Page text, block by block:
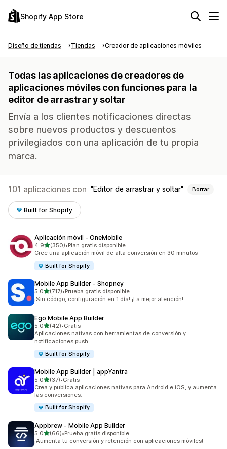
Shopify App Store
Diseño de tiendas Tiendas Creador de aplicaciones móviles
Todas las aplicaciones de creadores de
aplicaciones móviles con funciones para la
editor de arrastrar y soltar
Envía a los clientes notificaciones directas
sobre nuevos productos y descuentos
privilegiados con una aplicación de tu propia
marca.
101 aplicaciones con Editor de arrastrar y soltar Borrar
Built for Shopify
Aplicación móvil ‑ OneMobile
4.9de 5 estrellas
(350)
350 reseñas en total
•Plan gratis disponible
Cree una aplicación móvil de alta conversión en 30 minutos
Built for Shopify
Mobile App Builder ‑ Shopney
5.0de 5 estrellas
(717)
717 reseñas en total
•Prueba gratis disponible
¡Sin código, configuración en 1 día! ¡La mejor atención!
Ego Mobile App Builder
5.0de 5 estrellas
(42)
42 reseñas en total
•Gratis
Aplicaciones nativas con herramientas de conversión y
notificaciones push
Built for Shopify
Mobile App Builder | appYantra
5.0de 5 estrellas
(37)
37 reseñas en total
•Gratis
Crea y publica aplicaciones nativas para Android e iOS, y aumenta
las conversiones.
Built for Shopify
Appbrew ‑ Mobile App Builder
5.0de 5 estrellas
(66)
66 reseñas en total
•Prueba gratis disponible
¡Aumenta tu conversión y retención con aplicaciones móviles!